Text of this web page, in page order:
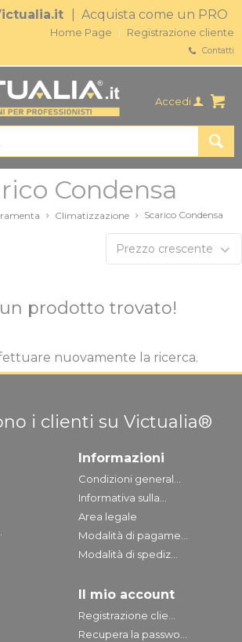
| Acquista come un PRO
Home Page Registrazione cliente
Contatti
Accedi
Condensa
Climatizzazione Scarico Condensa
Prezzo crescente
prodotto trovato!
nuovamente la ricerca.
i clienti su Victualia®
Informazioni
Condizioni general...
Informativa sulla...
Area legale
Modalità di pagame...
Modalità di spediz...
Il mio account
Registrazione clie...
Recupera la passwo...